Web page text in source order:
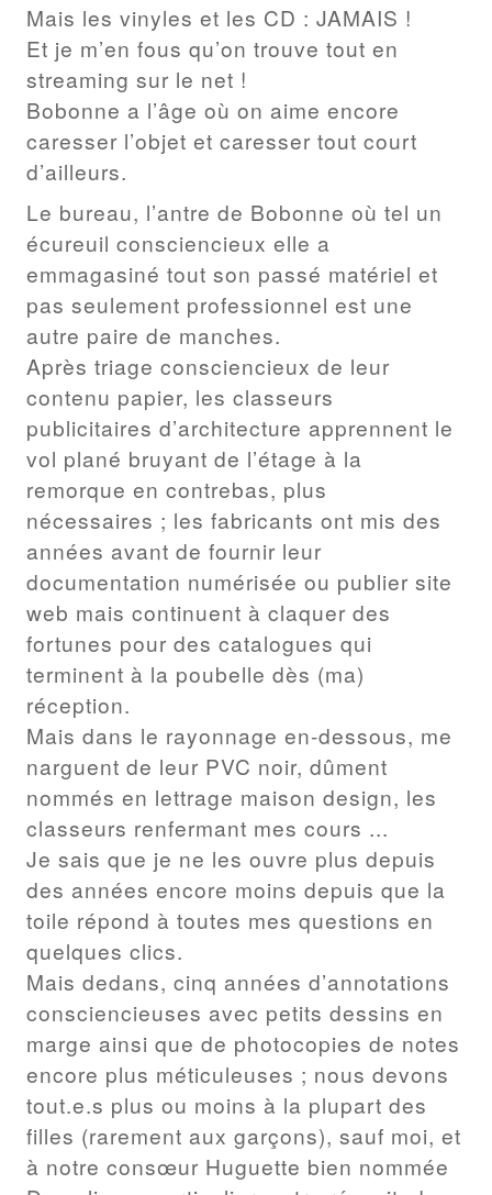
Mais les vinyles et les CD : JAMAIS !
Et je m’en fous qu’on trouve tout en
streaming sur le net !
Bobonne a l’âge où on aime encore
caresser l’objet et caresser tout court
d’ailleurs.
Le bureau, l’antre de Bobonne où tel un
écureuil consciencieux elle a
emmagasiné tout son passé matériel et
pas seulement professionnel est une
autre paire de manches.
Après triage consciencieux de leur
contenu papier, les classeurs
publicitaires d’architecture apprennent le
vol plané bruyant de l’étage à la
remorque en contrebas, plus
nécessaires ; les fabricants ont mis des
années avant de fournir leur
documentation numérisée ou publier site
web mais continuent à claquer des
fortunes pour des catalogues qui
terminent à la poubelle dès (ma)
réception.
Mais dans le rayonnage en-dessous, me
narguent de leur PVC noir, dûment
nommés en lettrage maison design, les
classeurs renfermant mes cours ...
Je sais que je ne les ouvre plus depuis
des années encore moins depuis que la
toile répond à toutes mes questions en
quelques clics.
Mais dedans, cinq années d’annotations
consciencieuses avec petits dessins en
marge ainsi que de photocopies de notes
encore plus méticuleuses ; nous devons
tout.e.s plus ou moins à la plupart des
filles (rarement aux garçons), sauf moi, et
à notre consœur Huguette bien nommée